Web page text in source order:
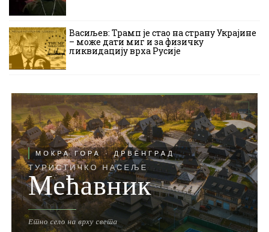
Васиљев: Трамп је стао на страну Украјине
– може дати миг и за физичку
ликвидацију врха Русије